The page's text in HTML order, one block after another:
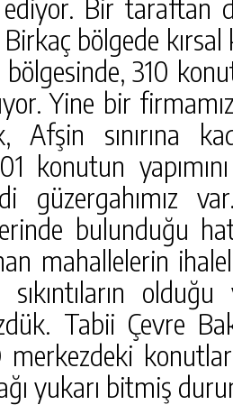
Birkaç bölgede
310
Yine bir
Afşin sınırına
konutun
güzergahımız
bulunduğu
mahallelerin
Tabii Çevre
merkezdeki
yukarı bitmiş